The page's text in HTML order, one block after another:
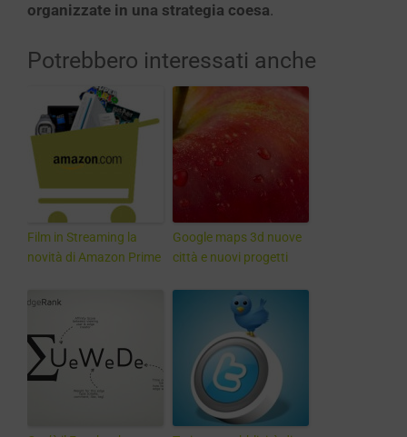
organizzate in una strategia coesa.
Potrebbero interessati anche
Film in Streaming la
novità di Amazon Prime
Google maps 3d nuove
città e nuovi progetti